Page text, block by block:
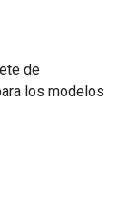
de
los modelos